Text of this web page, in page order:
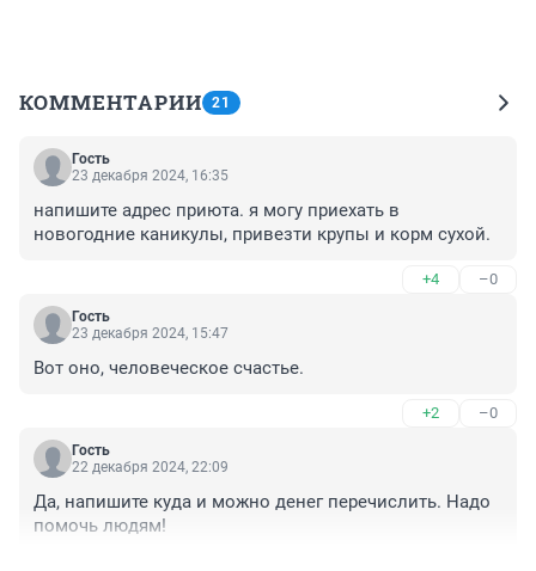
КОММЕНТАРИИ 21
Гость
23 декабря 2024, 16:35
напишите адрес приюта. я могу приехать в
новогодние каникулы, привезти крупы и корм сухой.
+4 –0
Гость
23 декабря 2024, 15:47
Вот оно, человеческое счастье.
+2 –0
Гость
22 декабря 2024, 22:09
Да, напишите куда и можно денег перечислить. Надо
помочь людям!